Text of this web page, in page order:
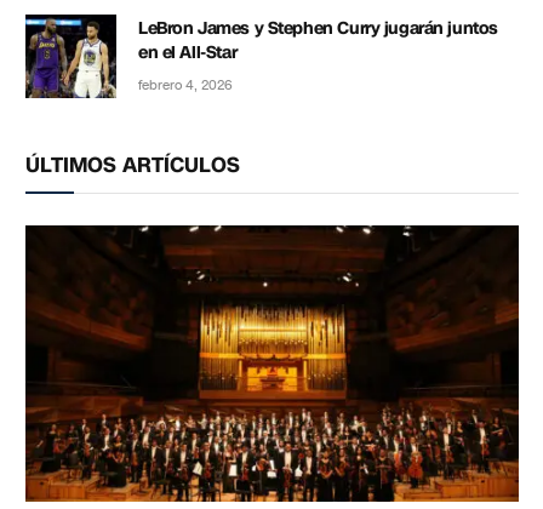
LeBron James y Stephen Curry jugarán juntos
en el All-Star
febrero 4, 2026
ÚLTIMOS ARTÍCULOS